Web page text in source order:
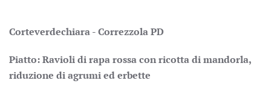
Corteverdechiara - Correzzola PD
Piatto: Ravioli di rapa rossa con ricotta di mandorla,
riduzione di agrumi ed erbette